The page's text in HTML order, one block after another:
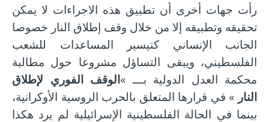
رأت جهات أخرى أن تطبيق هذه الاجراءات لا يمكن
تحقيقه وتطبيقه إلا من خلال وقف إطلاق النار خصوصا
الجانب الإنساني كتيسير المساعدات للشعب
الفلسطيني، ويبقى التساؤل مشروعا حول مطالبة
محكمة العدل الدولية بـــ »الوقف الفوري لإطلاق
النار » في قرارها المتعلق بالحرب الروسية الأوكرانية،
بينما في الحالة الفلسطينية الإسرائيلية لم يرد هكذا